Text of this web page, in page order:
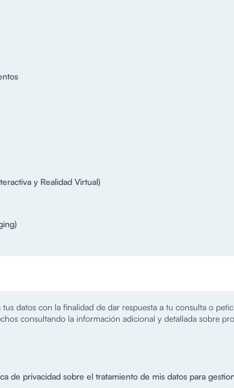
y Realidad Virtual)
datos con la finalidad de dar respuesta a tu consulta o
consultando la información adicional y detallada sobre
de privacidad sobre el tratamiento de mis datos para